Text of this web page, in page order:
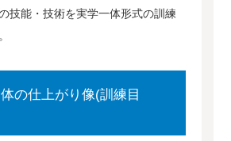
技能・技術を実学一体形式の訓練
の仕上がり像(訓練目